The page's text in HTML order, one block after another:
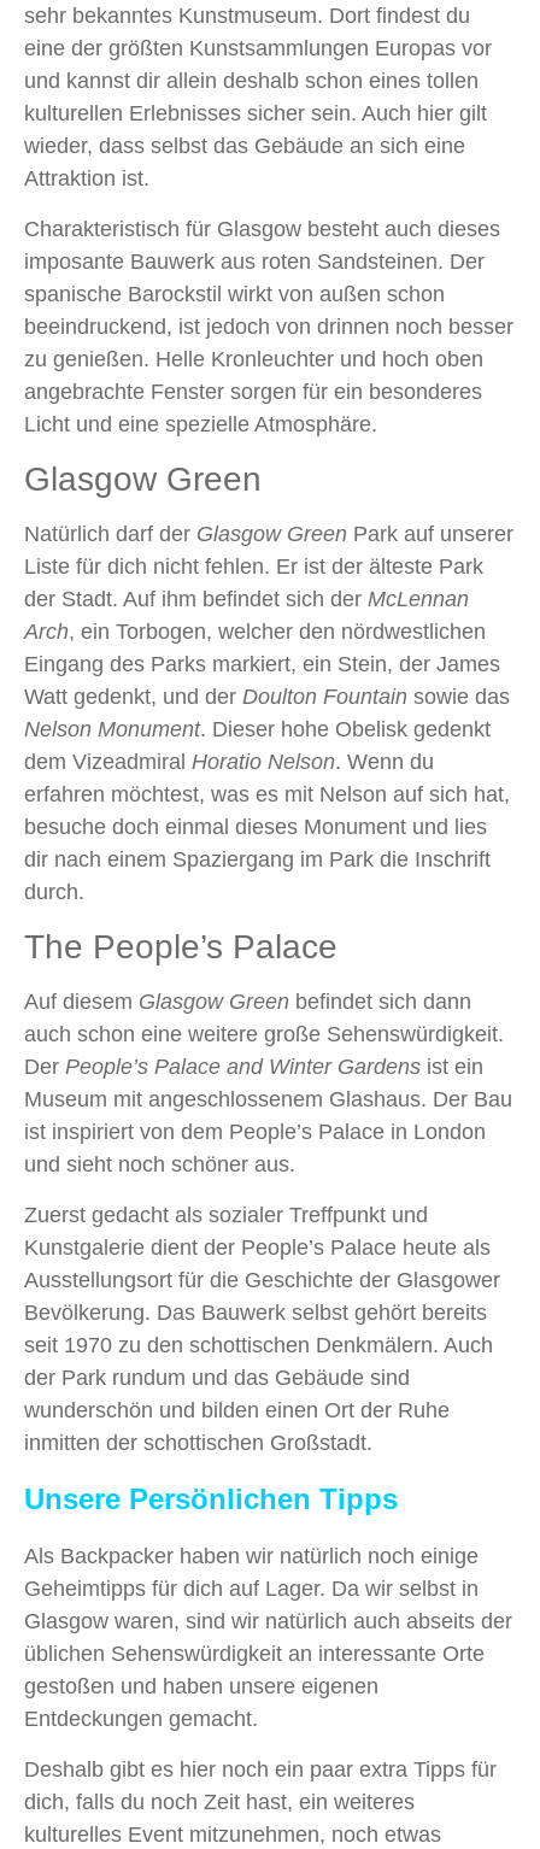
sehr bekanntes Kunstmuseum. Dort findest du
eine der größten Kunstsammlungen Europas vor
und kannst dir allein deshalb schon eines tollen
kulturellen Erlebnisses sicher sein. Auch hier gilt
wieder, dass selbst das Gebäude an sich eine
Attraktion ist.
Charakteristisch für Glasgow besteht auch dieses
imposante Bauwerk aus roten Sandsteinen. Der
spanische Barockstil wirkt von außen schon
beeindruckend, ist jedoch von drinnen noch besser
zu genießen. Helle Kronleuchter und hoch oben
angebrachte Fenster sorgen für ein besonderes
Licht und eine spezielle Atmosphäre.
Glasgow Green
Natürlich darf der Glasgow Green Park auf unserer
Liste für dich nicht fehlen. Er ist der älteste Park
der Stadt. Auf ihm befindet sich der McLennan
Arch, ein Torbogen, welcher den nördwestlichen
Eingang des Parks markiert, ein Stein, der James
Watt gedenkt, und der Doulton Fountain sowie das
Nelson Monument. Dieser hohe Obelisk gedenkt
dem Vizeadmiral Horatio Nelson. Wenn du
erfahren möchtest, was es mit Nelson auf sich hat,
besuche doch einmal dieses Monument und lies
dir nach einem Spaziergang im Park die Inschrift
durch.
The People’s Palace
Auf diesem Glasgow Green befindet sich dann
auch schon eine weitere große Sehenswürdigkeit.
Der People’s Palace and Winter Gardens ist ein
Museum mit angeschlossenem Glashaus. Der Bau
ist inspiriert von dem People’s Palace in London
und sieht noch schöner aus.
Zuerst gedacht als sozialer Treffpunkt und
Kunstgalerie dient der People’s Palace heute als
Ausstellungsort für die Geschichte der Glasgower
Bevölkerung. Das Bauwerk selbst gehört bereits
seit 1970 zu den schottischen Denkmälern. Auch
der Park rundum und das Gebäude sind
wunderschön und bilden einen Ort der Ruhe
inmitten der schottischen Großstadt.
Unsere Persönlichen Tipps
Als Backpacker haben wir natürlich noch einige
Geheimtipps für dich auf Lager. Da wir selbst in
Glasgow waren, sind wir natürlich auch abseits der
üblichen Sehenswürdigkeit an interessante Orte
gestoßen und haben unsere eigenen
Entdeckungen gemacht.
Deshalb gibt es hier noch ein paar extra Tipps für
dich, falls du noch Zeit hast, ein weiteres
kulturelles Event mitzunehmen, noch etwas